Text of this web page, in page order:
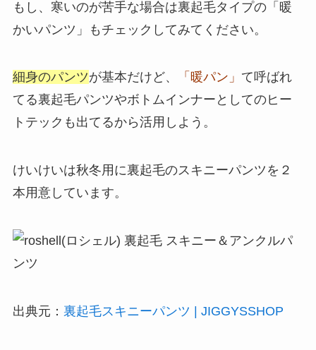
もし、寒いのが苦手な場合は裏起毛タイプの「暖
かいパンツ」もチェックしてみてください。
細身のパンツが基本だけど、 「暖パン」 て呼ばれ
てる裏起毛パンツやボトムインナーとしてのヒー
トテックも出てるから活用しよう。
けいけいは秋冬用に裏起毛のスキニーパンツを２
本用意しています。
出典元： 裏起毛スキニーパンツ | JIGGYSSHOP